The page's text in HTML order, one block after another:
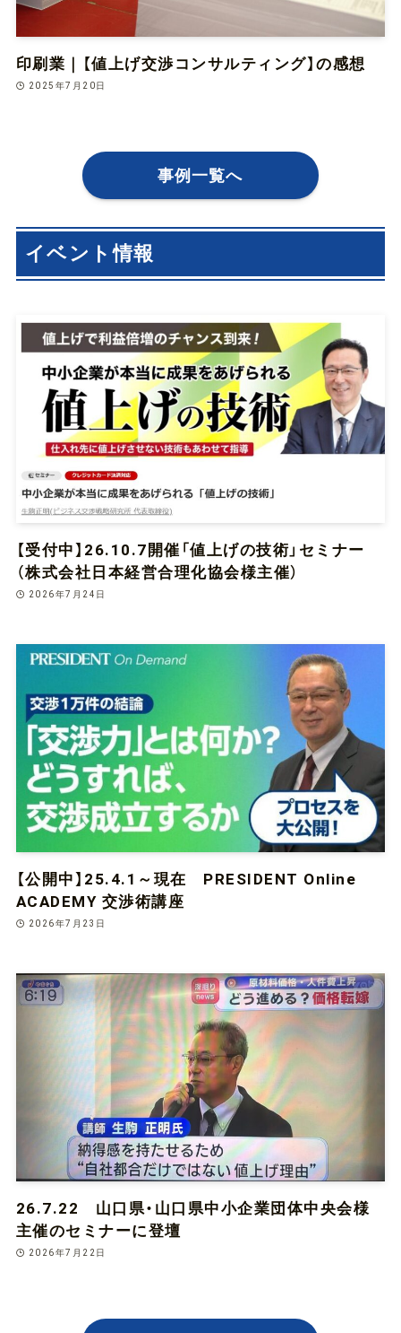
印刷業｜【値上げ交渉コンサルティング】の感想
2025年7月20日
事例一覧へ
イベント情報
【受付中】26.10.7開催「値上げの技術」セミナー
（株式会社日本経営合理化協会様主催）
2026年7月24日
【公開中】25.4.1～現在 PRESIDENT Online
ACADEMY 交渉術講座
2026年7月23日
26.7.22 山口県・山口県中小企業団体中央会様
主催のセミナーに登壇
2026年7月22日